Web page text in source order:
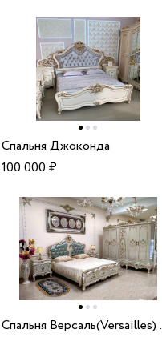
Спальня Джоконда
100 000₽